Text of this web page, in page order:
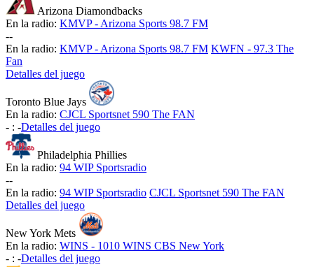
Arizona Diamondbacks
En la radio: KMVP - Arizona Sports 98.7 FM
--
En la radio: KMVP - Arizona Sports 98.7 FM KWFN - 97.3 The
Fan
Detalles del juego
Toronto Blue Jays
En la radio: CJCL Sportsnet 590 The FAN
- : -Detalles del juego
Philadelphia Phillies
En la radio: 94 WIP Sportsradio
--
En la radio: 94 WIP Sportsradio CJCL Sportsnet 590 The FAN
Detalles del juego
New York Mets
En la radio: WINS - 1010 WINS CBS New York
- : -Detalles del juego